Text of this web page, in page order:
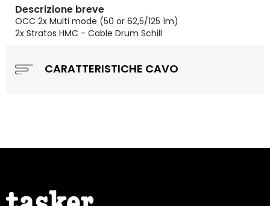
Descrizione breve
OCC 2x Multi mode (50 or 62,5/125 ìm)
2x Stratos HMC - Cable Drum Schill
CARATTERISTICHE CAVO